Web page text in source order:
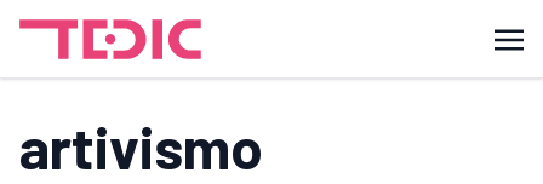
artivismo